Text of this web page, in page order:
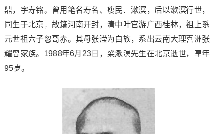
鼎，字寿铭。曾用笔名寿名、瘦民、漱溟，后以漱溟行世，
同生于北京，故籍河南开封，清中叶官游广西桂林，祖上系
元世祖六子忽哥赤。其母张滢为白族，系出云南大理喜洲张
耀曾家族。1988年6月23日，梁漱溟先生在北京逝世，享年
95岁。